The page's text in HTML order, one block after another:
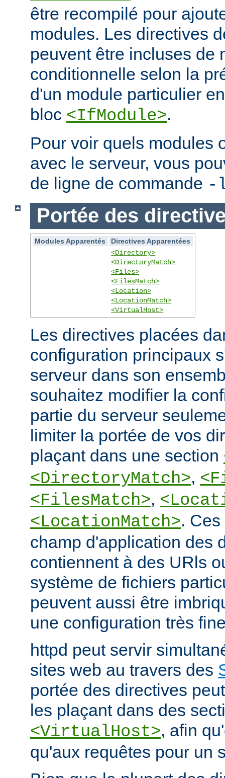
être recompilé pour
modules. Les directives
peuvent être incluses de
conditionnelle selon la
d'un module particulier
bloc <IfModule>.
Pour voir quels modules
avec le serveur, vous
de ligne de commande -
Portée des
Modules Apparentés
Directives Apparentées
<Directory>
<DirectoryMatch>
<Files>
<FilesMatch>
<Location>
<LocationMatch>
<VirtualHost>
Les directives placées
configuration principaux
serveur dans son
souhaitez modifier la
partie du serveur
limiter la portée de vos
plaçant dans une section
<DirectoryMatch>,
<FilesMatch>,
<LocationMatch>.
champ d'application des
contiennent à des URls
système de fichiers
peuvent aussi être
une configuration très
httpd peut servir
sites web au travers des
portée des directives
les plaçant dans des
<VirtualHost>, afin
qu'aux requêtes pour un